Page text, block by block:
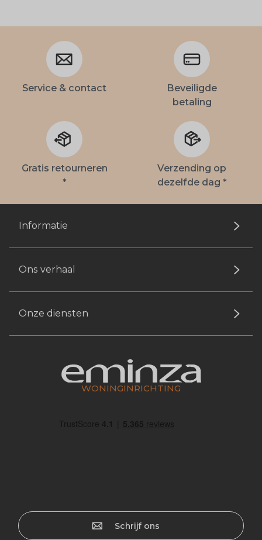
Service & contact
Beveiligde
betaling
Gratis retourneren
*
Verzending op
dezelfde dag *
Informatie
Ons verhaal
Onze diensten
WONINGINRICHTING
Schrijf ons